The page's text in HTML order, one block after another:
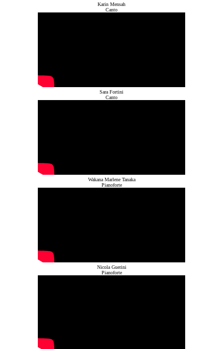
Karin Mensah
Canto
Sara Fortini
Canto
Wakana Marlene Tanaka
Pianoforte
Nicola Guerini
Pianoforte